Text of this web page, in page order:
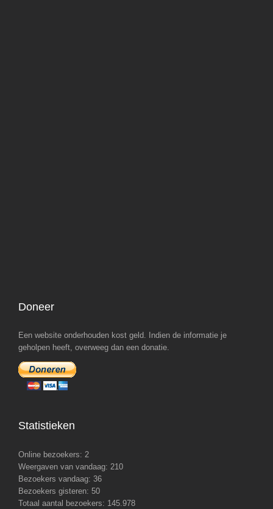
Doneer
Een website onderhouden kost geld. Indien de informatie je
geholpen heeft, overweeg dan een donatie.
Statistieken
Online bezoekers: 2
Weergaven van vandaag: 210
Bezoekers vandaag: 36
Bezoekers gisteren: 50
Totaal aantal bezoekers: 145.978